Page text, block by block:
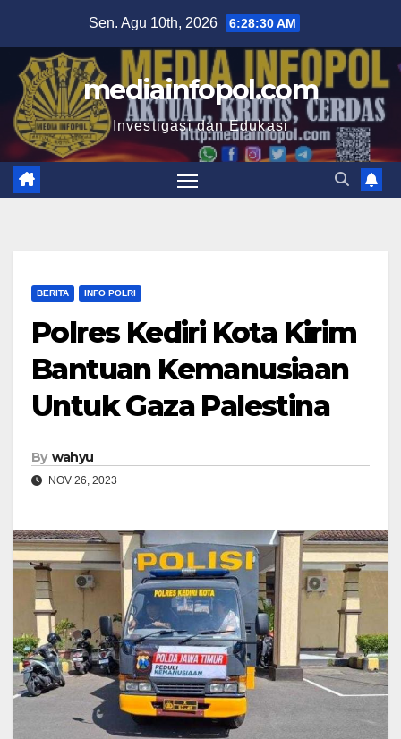
content
Sen. Agu 10th, 2026 6:28:31 AM
mediainfopol.com
Investigasi dan Edukasi
BERITA INFO POLRI
Polres Kediri Kota Kirim
Bantuan Kemanusiaan
Untuk Gaza Palestina
By wahyu
NOV 26, 2023